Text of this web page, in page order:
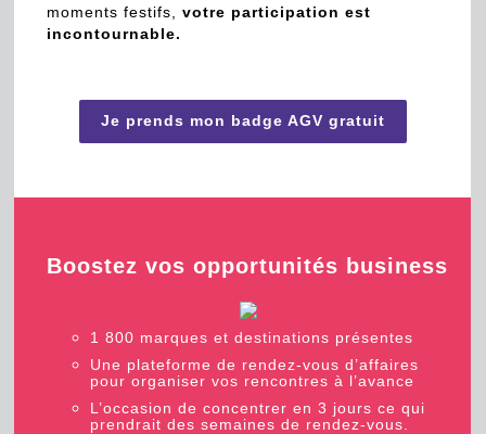
moments festifs,votre participation est
incontournable.
Je prends mon badge AGV gratuit
Boostez vos opportunités business
1 800 marques et destinations présentes
Une plateforme de rendez-vous d’affaires
pour organiser vos rencontres à l’avance
L’occasion de concentrer en 3 jours ce qui
prendrait des semaines de rendez-vous.